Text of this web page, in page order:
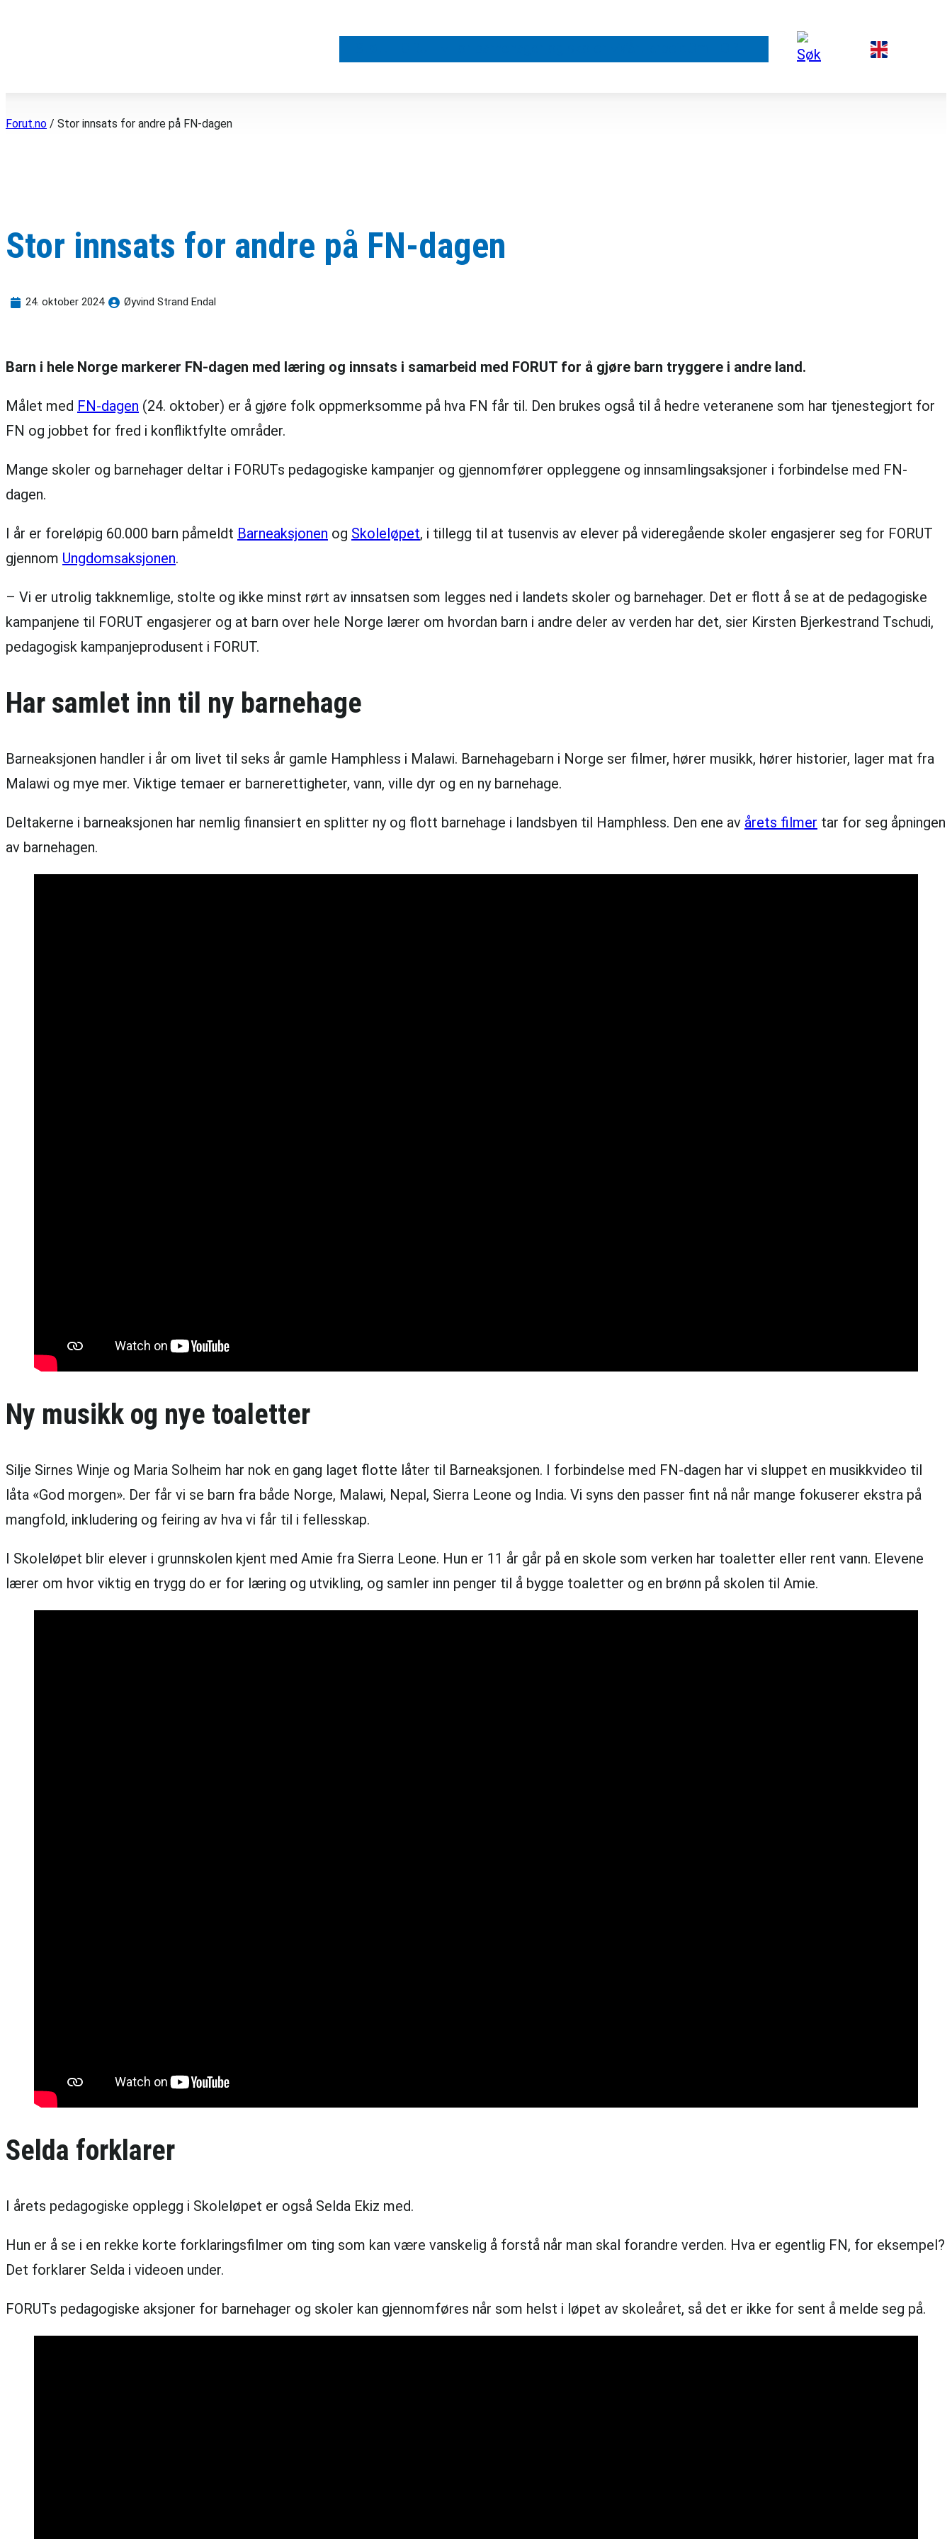
Forut.no / Stor innsats for andre på FN-dagen
Stor innsats for andre på FN-dagen
24. oktober 2024 Øyvind Strand Endal
Barn i hele Norge markerer FN-dagen med læring og innsats i samarbeid med FORUT for å gjøre barn tryggere i andre land.
Målet med FN-dagen (24. oktober) er å gjøre folk oppmerksomme på hva FN får til. Den brukes også til å hedre veteranene som har tjenestegjort for
FN og jobbet for fred i konfliktfylte områder.
Mange skoler og barnehager deltar i FORUTs pedagogiske kampanjer og gjennomfører oppleggene og innsamlingsaksjoner i forbindelse med FN-
dagen.
I år er foreløpig 60.000 barn påmeldt Barneaksjonen og Skoleløpet, i tillegg til at tusenvis av elever på videregående skoler engasjerer seg for FORUT
gjennom Ungdomsaksjonen.
– Vi er utrolig takknemlige, stolte og ikke minst rørt av innsatsen som legges ned i landets skoler og barnehager. Det er flott å se at de pedagogiske
kampanjene til FORUT engasjerer og at barn over hele Norge lærer om hvordan barn i andre deler av verden har det, sier Kirsten Bjerkestrand Tschudi,
pedagogisk kampanjeprodusent i FORUT.
Har samlet inn til ny barnehage
Barneaksjonen handler i år om livet til seks år gamle Hamphless i Malawi. Barnehagebarn i Norge ser filmer, hører musikk, hører historier, lager mat fra
Malawi og mye mer. Viktige temaer er barnerettigheter, vann, ville dyr og en ny barnehage.
Deltakerne i barneaksjonen har nemlig finansiert en splitter ny og flott barnehage i landsbyen til Hamphless. Den ene av årets filmer tar for seg åpningen
av barnehagen.
Ny musikk og nye toaletter
Silje Sirnes Winje og Maria Solheim har nok en gang laget flotte låter til Barneaksjonen. I forbindelse med FN-dagen har vi sluppet en musikkvideo til
låta «God morgen». Der får vi se barn fra både Norge, Malawi, Nepal, Sierra Leone og India. Vi syns den passer fint nå når mange fokuserer ekstra på
mangfold, inkludering og feiring av hva vi får til i fellesskap.
I Skoleløpet blir elever i grunnskolen kjent med Amie fra Sierra Leone. Hun er 11 år går på en skole som verken har toaletter eller rent vann. Elevene
lærer om hvor viktig en trygg do er for læring og utvikling, og samler inn penger til å bygge toaletter og en brønn på skolen til Amie.
Selda forklarer
I årets pedagogiske opplegg i Skoleløpet er også Selda Ekiz med.
Hun er å se i en rekke korte forklaringsfilmer om ting som kan være vanskelig å forstå når man skal forandre verden. Hva er egentlig FN, for eksempel?
Det forklarer Selda i videoen under.
FORUTs pedagogiske aksjoner for barnehager og skoler kan gjennomføres når som helst i løpet av skoleåret, så det er ikke for sent å melde seg på.